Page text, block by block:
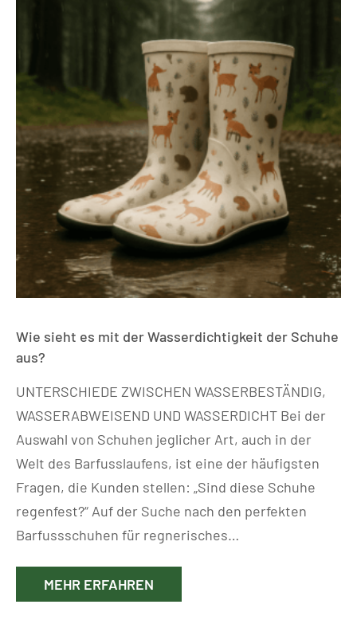
Wie sieht es mit der Wasserdichtigkeit der Schuhe
aus?
UNTERSCHIEDE ZWISCHEN WASSERBESTÄNDIG,
WASSERABWEISEND UND WASSERDICHT Bei der
Auswahl von Schuhen jeglicher Art, auch in der
Welt des Barfusslaufens, ist eine der häufigsten
Fragen, die Kunden stellen: „Sind diese Schuhe
regenfest?“ Auf der Suche nach den perfekten
Barfussschuhen für regnerisches…
MEHR ERFAHREN